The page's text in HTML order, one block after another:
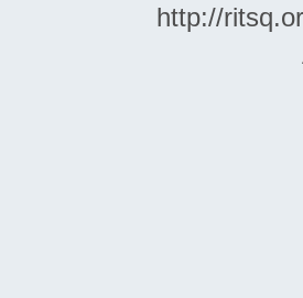
http://